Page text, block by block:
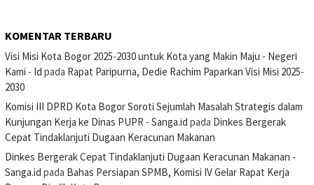
KOMENTAR TERBARU
Visi Misi Kota Bogor 2025-2030 untuk Kota yang Makin Maju - Negeri
Kami - Id pada Rapat Paripurna, Dedie Rachim Paparkan Visi Misi 2025-
2030
Komisi III DPRD Kota Bogor Soroti Sejumlah Masalah Strategis dalam
Kunjungan Kerja ke Dinas PUPR - Sanga.id pada Dinkes Bergerak
Cepat Tindaklanjuti Dugaan Keracunan Makanan
Dinkes Bergerak Cepat Tindaklanjuti Dugaan Keracunan Makanan -
Sanga.id pada Bahas Persiapan SPMB, Komisi IV Gelar Rapat Kerja